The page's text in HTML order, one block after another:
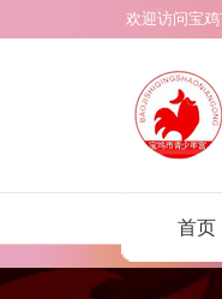
欢迎访问宝
首页